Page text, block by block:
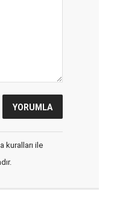
kuralları ile